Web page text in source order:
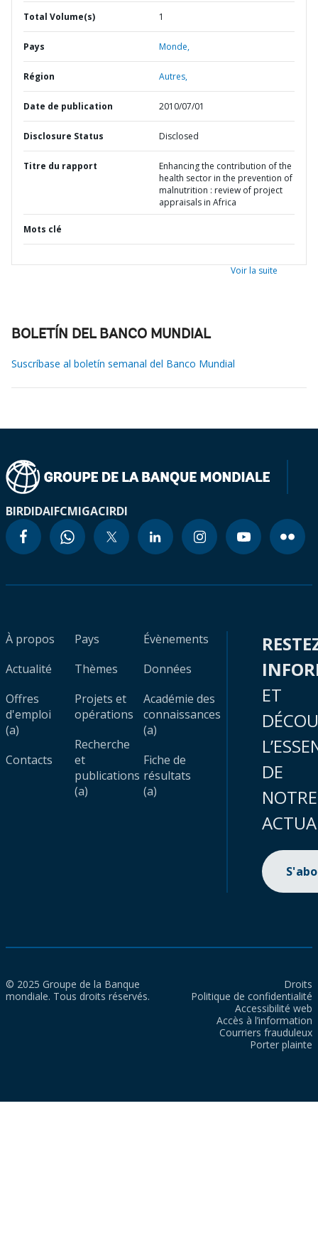
Total Volume(s) 1
Pays Monde,
Région Autres,
Date de publication 2010/07/01
Disclosure Status Disclosed
Titre du rapport
Enhancing the contribution of the
health sector in the prevention of
malnutrition : review of project
appraisals in Africa
Mots clé
Voir la suite
BOLETÍN DEL BANCO MUNDIAL
Suscríbase al boletín semanal del Banco Mundial
BIRDIDAIFCMIGACIRDI
À propos
Actualité
Offres
d'emploi
(a)
Contacts
Pays
Thèmes
Projets et
opérations
Recherche
et
publications
(a)
Évènements
Données
Académie des
connaissances
(a)
Fiche de
résultats
(a)
ET
DE
NOTRE
© 2025 Groupe de la Banque
mondiale. Tous droits réservés.
Droits
Politique de confidentialité
Accessibilité web
Accès à l’information
Courriers frauduleux
Porter plainte